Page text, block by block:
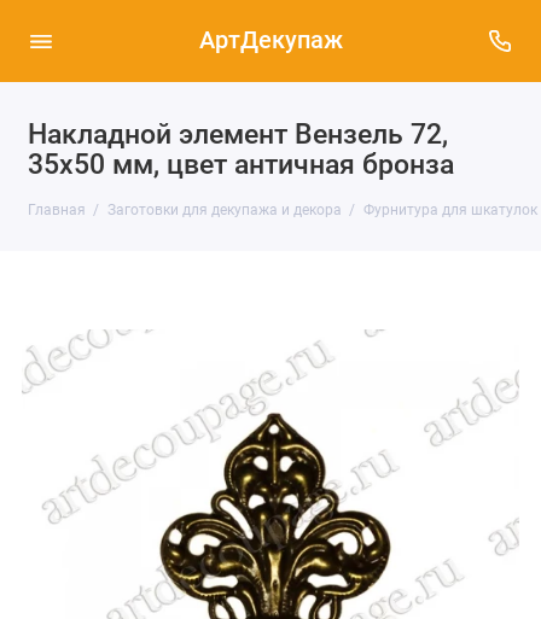
АртДекупаж
Накладной элемент Вензель 72,
35х50 мм, цвет античная бронза
Главная Заготовки для декупажа и декора Фурнитура для шкатулок